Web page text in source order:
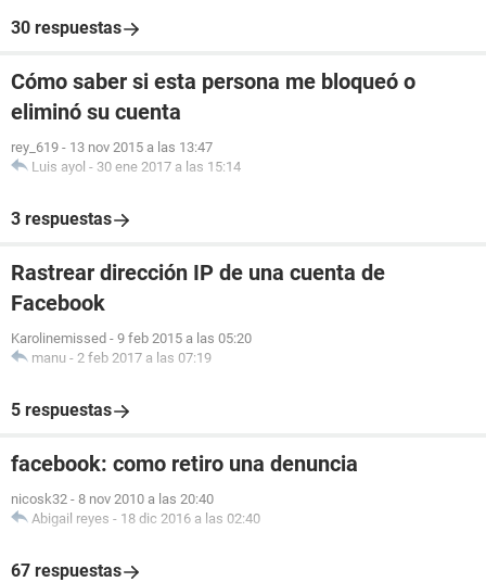
30 respuestas
Cómo saber si esta persona me bloqueó o
eliminó su cuenta
rey_619 - 13 nov 2015 a las 13:47
Luis ayol - 30 ene 2017 a las 15:14
3 respuestas
Rastrear dirección IP de una cuenta de
Facebook
Karolinemissed - 9 feb 2015 a las 05:20
manu - 2 feb 2017 a las 07:19
5 respuestas
facebook: como retiro una denuncia
nicosk32 - 8 nov 2010 a las 20:40
Abigail reyes - 18 dic 2016 a las 02:40
67 respuestas